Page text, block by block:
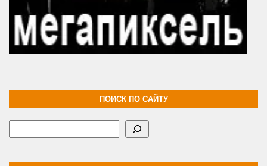
ПОИСК ПО САЙТУ